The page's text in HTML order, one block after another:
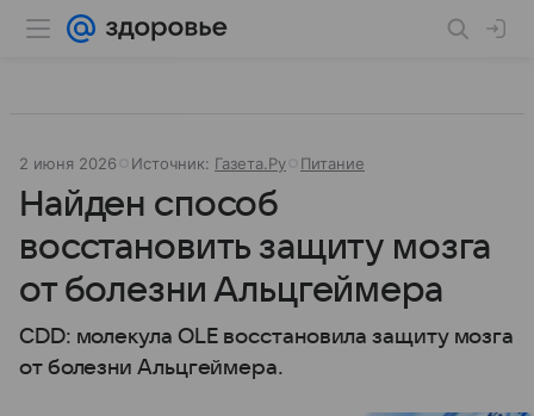
2 июня 2026 Источник: Газета.Ру Питание
Найден способ
восстановить защиту мозга
от болезни Альцгеймера
CDD: молекула OLE восстановила защиту мозга
от болезни Альцгеймера.